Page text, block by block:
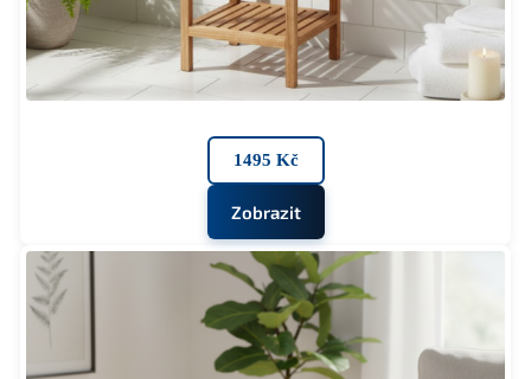
1495 Kč
Zobrazit